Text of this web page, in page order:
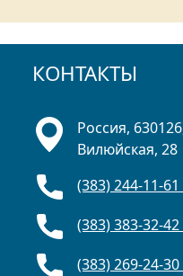
КОНТАКТЫ
Россия,
Вилюйская, 28
(383) 244-11-
(383) 383-32-
(383) 269-24-